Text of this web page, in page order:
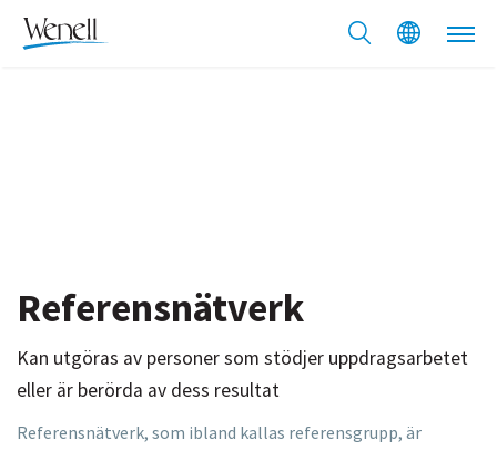
Referensnätverk
Kan utgöras av personer som stödjer uppdragsarbetet
eller är berörda av dess resultat ​
Referensnätverk, som ibland kallas referensgrupp, är